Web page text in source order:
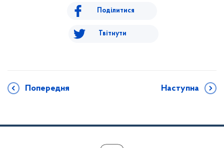
Поділитися
Твітнути
Попередня Наступна